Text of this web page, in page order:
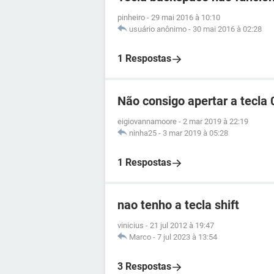
pinheiro - 29 mai 2016 à 10:10
usuário anônimo - 30 mai 2016 à 02:28
1 Respostas
Não consigo apertar a tecla
eigiovannamoore - 2 mar 2019 à 22:19
ninha25 - 3 mar 2019 à 05:28
1 Respostas
nao tenho a tecla shift
vinicius - 21 jul 2012 à 19:47
Marco - 7 jul 2023 à 13:54
3 Respostas